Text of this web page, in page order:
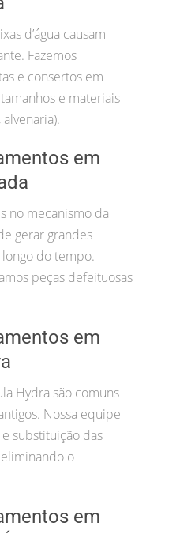
d’água causam
Fazemos
e consertos em
e materiais
em
no mecanismo da
gerar grandes
do tempo.
peças defeituosas
em
Hydra são comuns
Nossa equipe
substituição das
o
em